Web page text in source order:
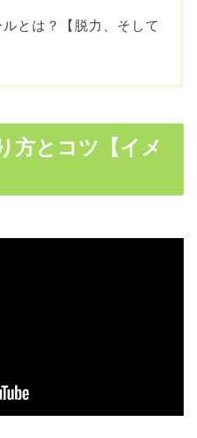
とは？【脱力、そして
方とコツ【イメ